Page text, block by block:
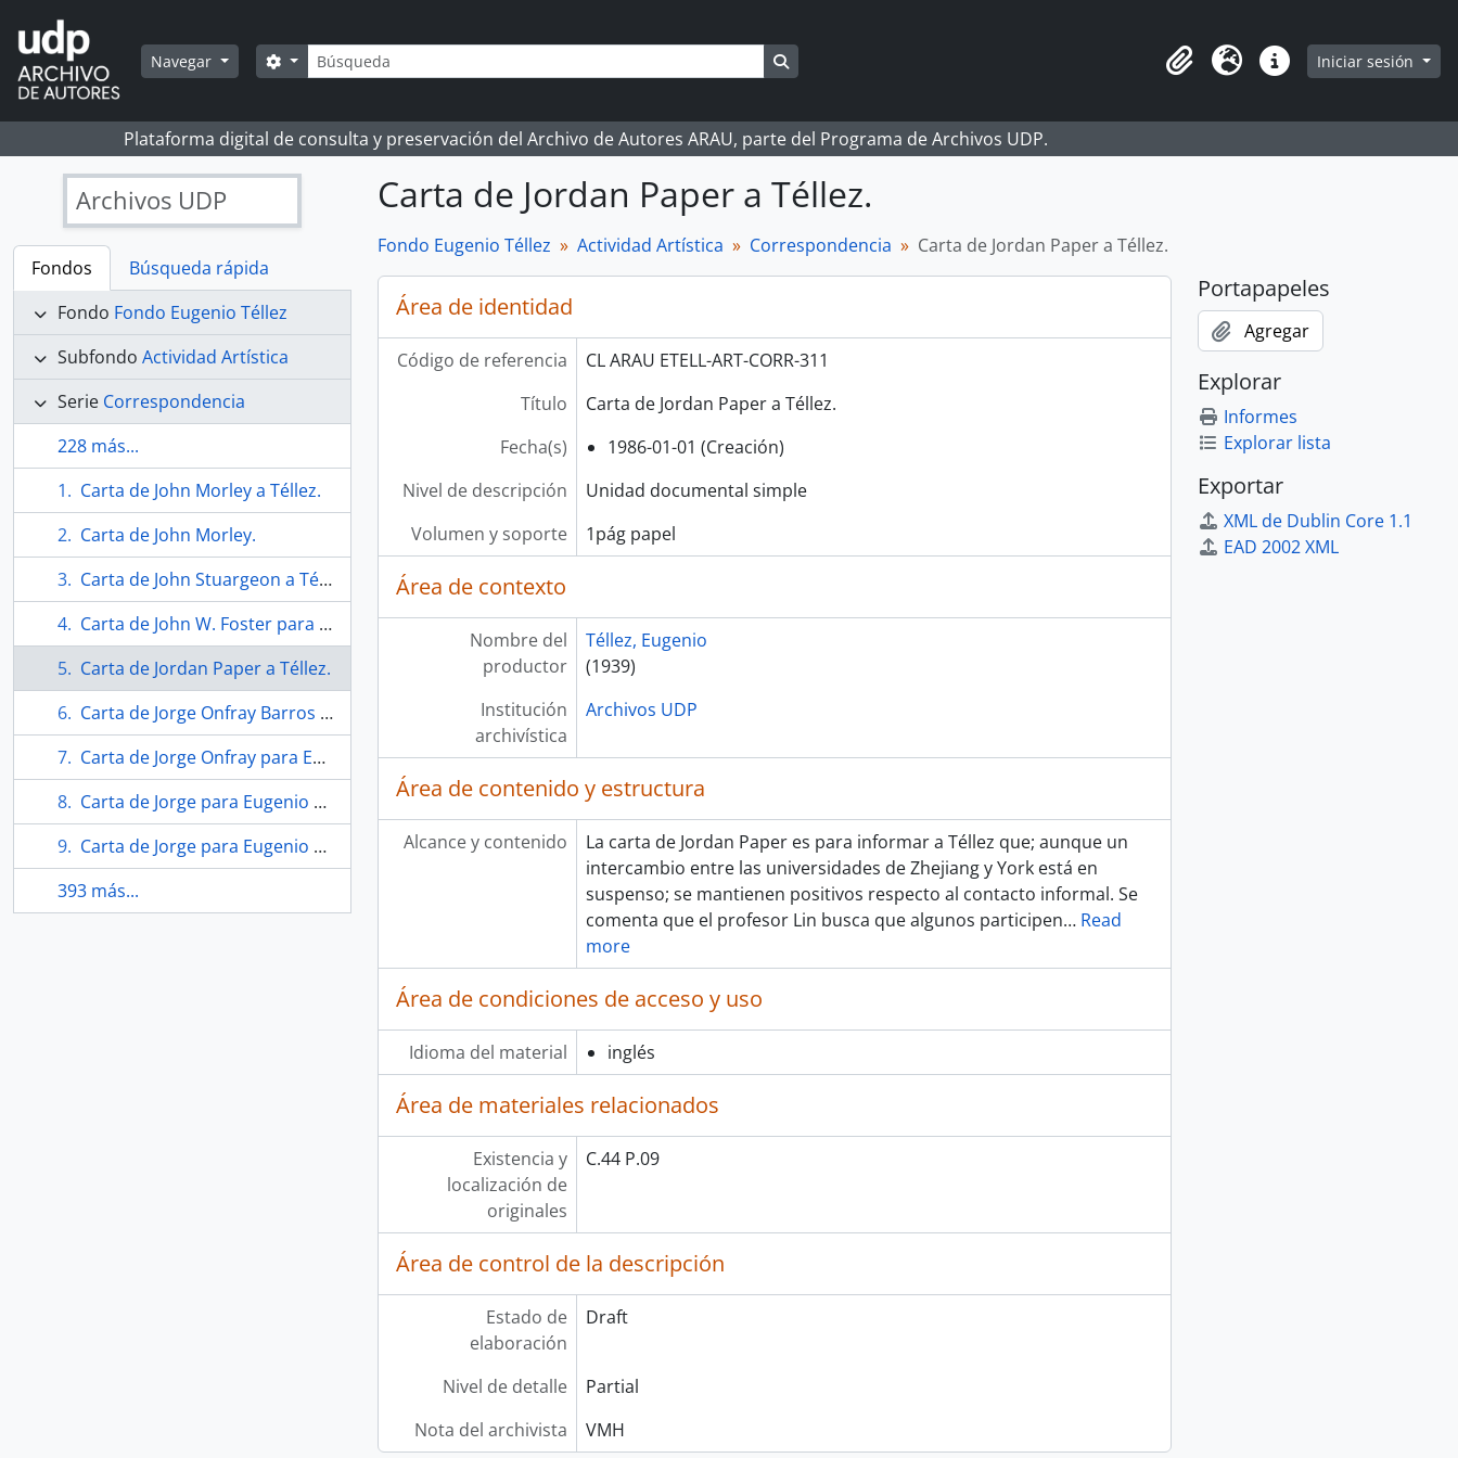
Skip to main content
Navegar Búsqueda
Search options
Portapapeles
Idioma Enlaces rápidos
Iniciar sesión
Plataforma digital de consulta y preservación del Archivo de Autores ARAU, parte del Programa de Archivos UDP.
Archivos UDP
Fondos
Búsqueda rápida
Fondo Fondo Eugenio Téllez
Subfondo Actividad Artística
Serie Correspondencia
228 más...
Carta de John Morley a Téllez.
Carta de John Morley.
Carta de John Stuargeon a Téllez.
Carta de John W. Foster para Eugenio Téllez.
Carta de Jordan Paper a Téllez.
Carta de Jorge Onfray Barros para Eugenio Téllez.
Carta de Jorge Onfray para Eugenio Téllez.
Carta de Jorge para Eugenio Téllez.
Carta de Jorge para Eugenio Téllez.
393 más...
Carta de Jordan Paper a Téllez.
Fondo Eugenio Téllez Actividad Artística Correspondencia Carta de Jordan Paper a Téllez.
Área de identidad
Código de referencia
CL ARAU ETELL-ART-CORR-311
Título
Carta de Jordan Paper a Téllez.
Fecha(s)
1986-01-01 (Creación)
Nivel de descripción
Unidad documental simple
Volumen y soporte
1pág papel
Área de contexto
Nombre del
productor
Téllez, Eugenio
(1939)
Institución
archivística
Archivos UDP
Área de contenido y estructura
Alcance y contenido
La carta de Jordan Paper es para informar a Téllez que; aunque un
intercambio entre las universidades de Zhejiang y York está en
suspenso; se mantienen positivos respecto al contacto informal. Se
comenta que el profesor Lin busca que algunos participen… Read
more
Área de condiciones de acceso y uso
Idioma del material inglés
Área de materiales relacionados
Existencia y
localización de
originales
C.44 P.09
Área de control de la descripción
Estado de
elaboración
Draft
Nivel de detalle
Partial
Nota del archivista
VMH
Portapapeles
Agregar
Explorar
Informes
Explorar lista
Exportar
XML de Dublin Core 1.1
EAD 2002 XML